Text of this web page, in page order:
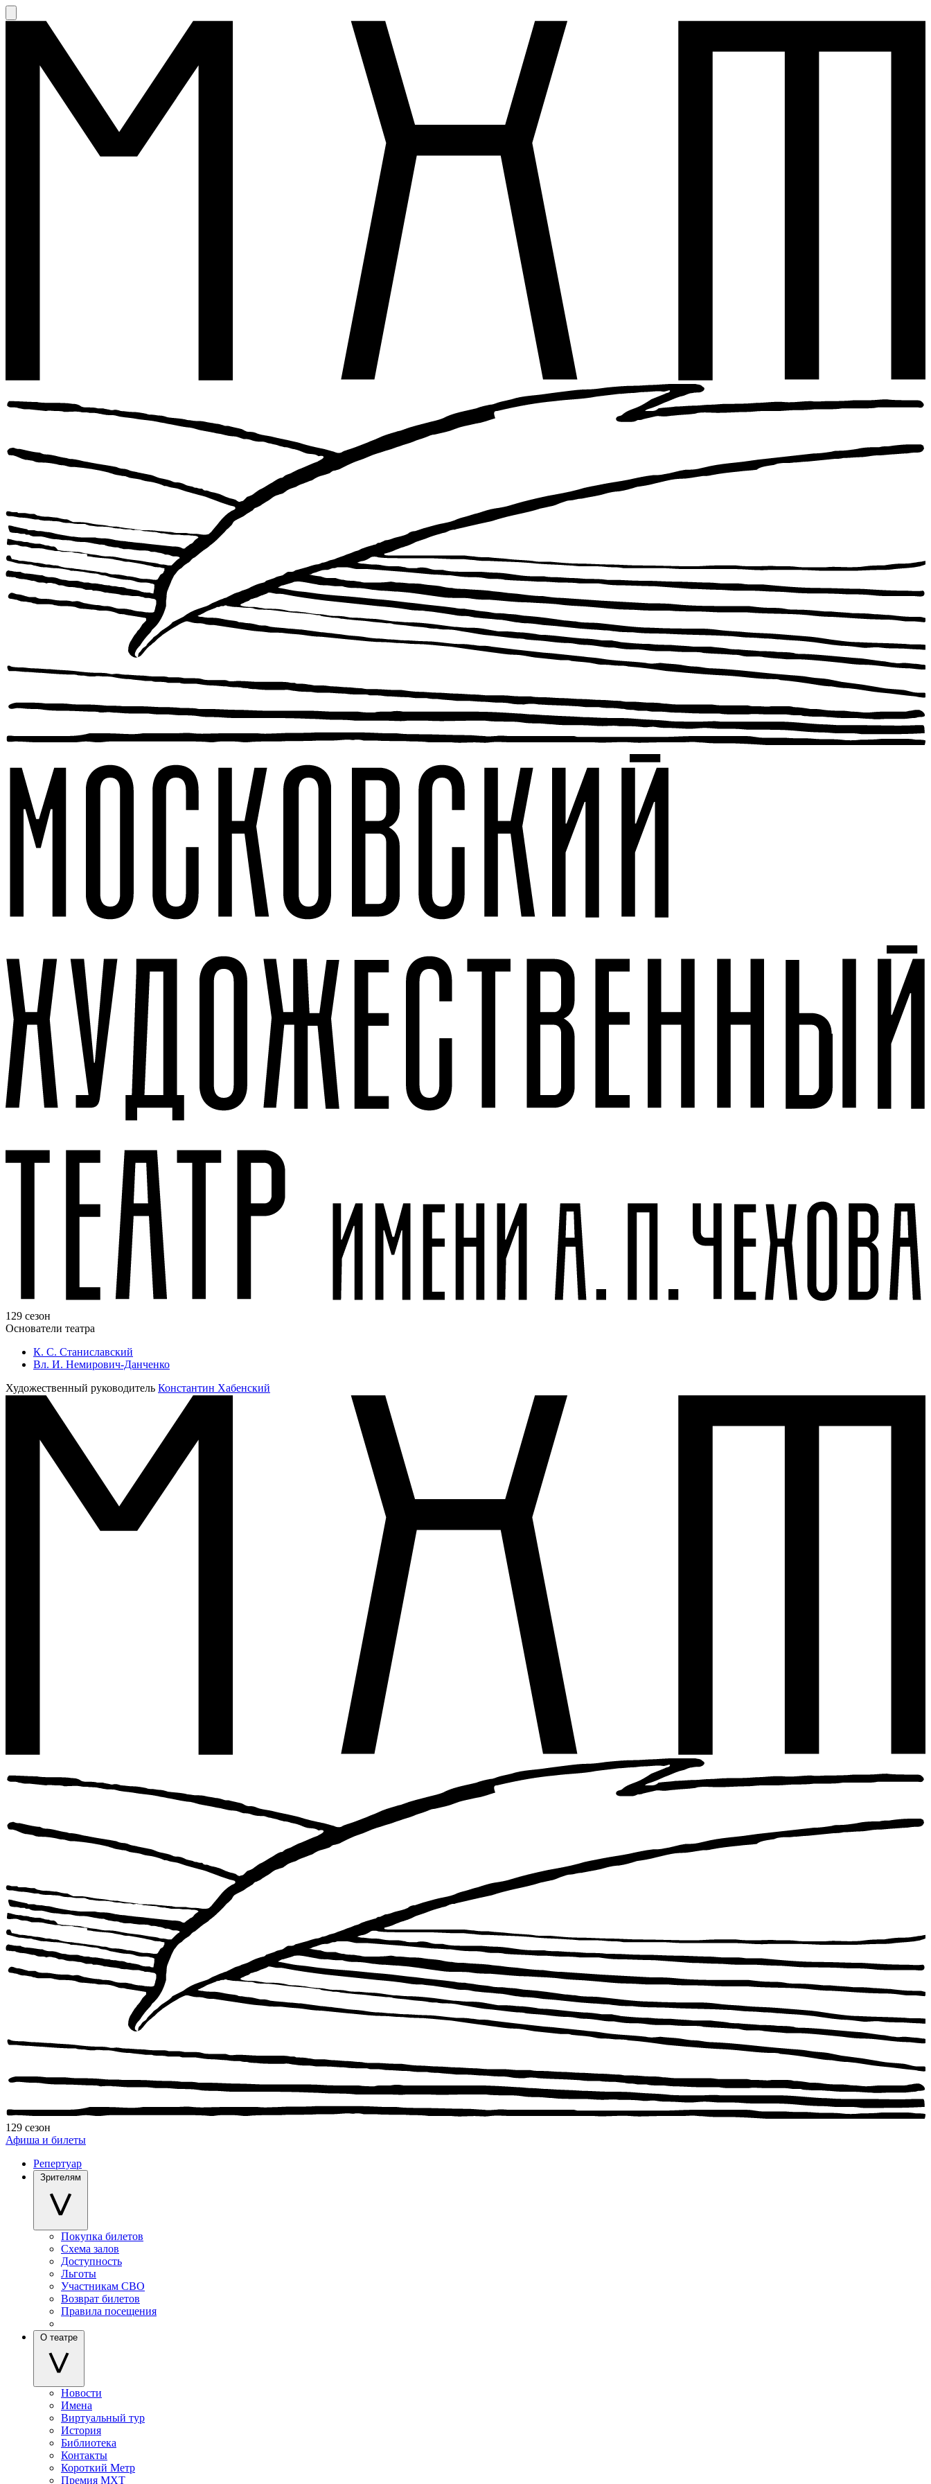
129 сезон
Основатели театра
К. С. Станиславский
Вл. И. Немирович-Данченко
Художественный руководитель Константин Хабенский
129 сезон
Афиша и билеты
Репертуар
Зрителям
Покупка билетов
Схема залов
Доступность
Льготы
Участникам СВО
Возврат билетов
Правила посещения
О театре
Новости
Имена
Виртуальный тур
История
Библиотека
Контакты
Короткий Метр
Премия МХТ